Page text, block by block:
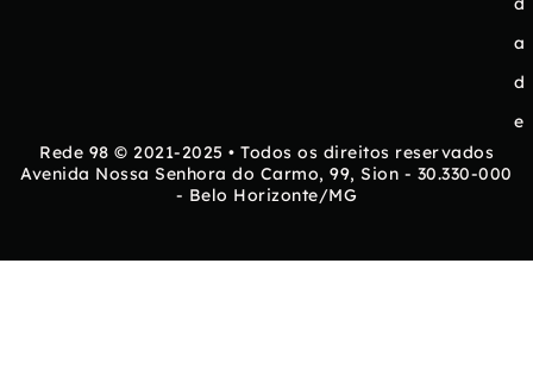
a
d
e
Rede 98 © 2021-2025 • Todos os direitos reservados
Avenida Nossa Senhora do Carmo, 99, Sion - 30.330-000
- Belo Horizonte/MG